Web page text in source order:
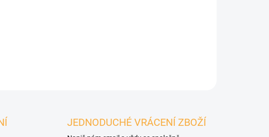
JEDNODUCHÉ VRÁCENÍ ZBOŽÍ